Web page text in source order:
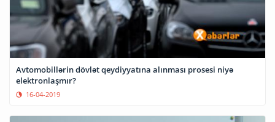
Avtomobillərin dövlət qeydiyyatına alınması prosesi niyə
elektronlaşmır?
16-04-2019